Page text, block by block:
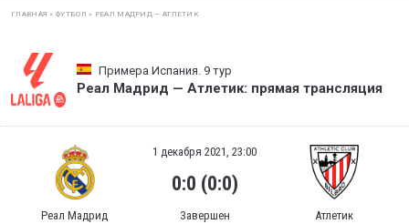
ГЛАВНАЯ »ФУТБОЛ » РЕАЛ МАДРИД — АТЛЕТИК
Примера Испания. 9 тур
Реал Мадрид — Атлетик: прямая трансляция
Реал Мадрид
1 декабря 2021, 23:00
0:0 (0:0)
Завершен Атлетик